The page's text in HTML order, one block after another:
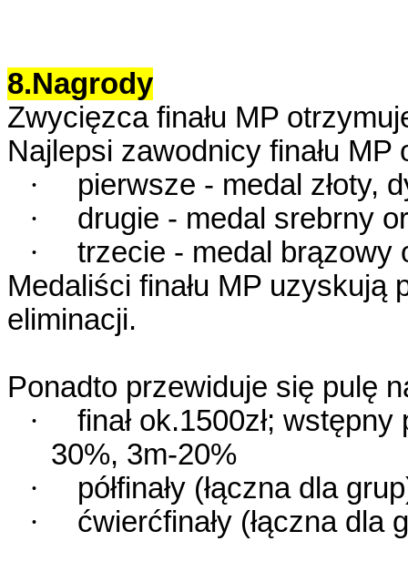
8.Nagrody
Zwycięzca finału MP
Najlepsi zawodnicy finału
·
pierwsze - medal złoty,
·
drugie - medal srebrny
·
trzecie - medal brązowy
Medaliści finału MP uzyskują
eliminacji.
Ponadto przewiduje się pulę
·
finał ok.1500zł;
30%, 3m-20%
·
półfinały (łączna dla
·
ćwierćfinały (łączna dla